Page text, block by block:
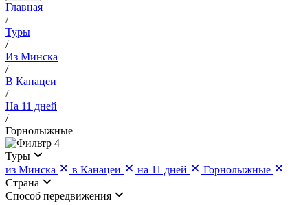
Главная
/
Туры
/
Из Минска
/
В Канацеи
/
На 11 дней
/
Горнолыжные
4
Туры
из Минска
в Канацеи на 11 дней
Горнолыжные
Страна
Cпособ передвижения